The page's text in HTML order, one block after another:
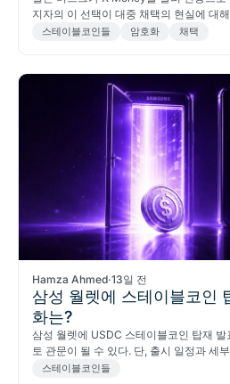
지자의 이 선택이 대중 채택의 현실에 대
스테이블코인들 암호화 채택
Hamza Ahmed·13일 전
삼성 월렛에 스테이블코인
화는?
삼성 월렛에 USDC 스테이블코인 탑재 발
토 관문이 될 수 있다. 단, 출시 일정과 세
스테이블코인들